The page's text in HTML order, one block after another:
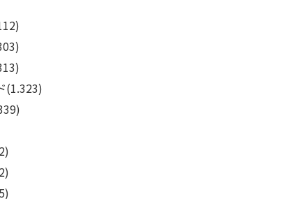
(1.323)